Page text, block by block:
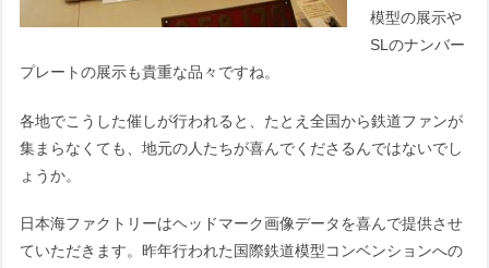
模型の展示や
SLのナンバー
プレートの展示も貴重な品々ですね。
各地でこうした催しが行われると、たとえ全国から鉄道ファンが
集まらなくても、地元の人たちが喜んでくださるんではないでし
ょうか。
日本海ファクトリーはヘッドマーク画像データを喜んで提供させ
ていただきます。昨年行われた国際鉄道模型コンベンションへの